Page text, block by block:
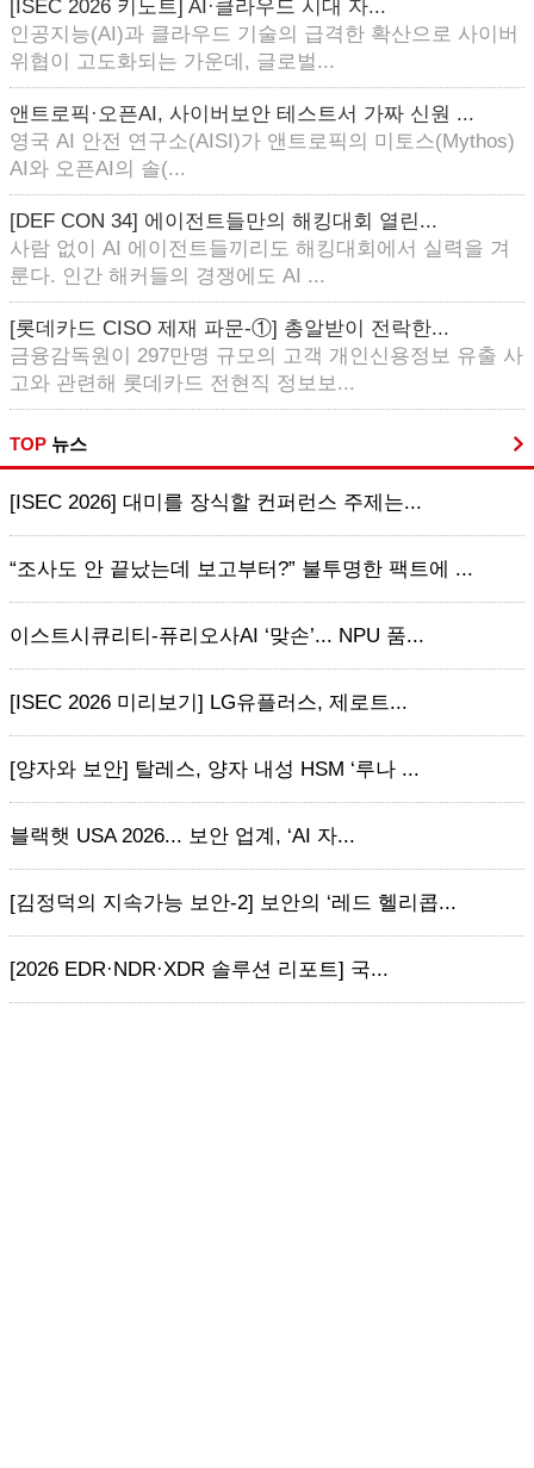
[ISEC 2026 키노트] AI·클라우드 시대 자...
인공지능(AI)과 클라우드 기술의 급격한 확산으로 사이버
위협이 고도화되는 가운데, 글로벌...
앤트로픽·오픈AI, 사이버보안 테스트서 가짜 신원 ...
영국 AI 안전 연구소(AISI)가 앤트로픽의 미토스(Mythos)
AI와 오픈AI의 솔(...
[DEF CON 34] 에이전트들만의 해킹대회 열린...
사람 없이 AI 에이전트들끼리도 해킹대회에서 실력을 겨
룬다. 인간 해커들의 경쟁에도 AI ...
[롯데카드 CISO 제재 파문-①] 총알받이 전락한...
금융감독원이 297만명 규모의 고객 개인신용정보 유출 사
고와 관련해 롯데카드 전현직 정보보...
TOP 뉴스
[ISEC 2026] 대미를 장식할 컨퍼런스 주제는...
“조사도 안 끝났는데 보고부터?” 불투명한 팩트에 ...
이스트시큐리티-퓨리오사AI ‘맞손’... NPU 품...
[ISEC 2026 미리보기] LG유플러스, 제로트...
[양자와 보안] 탈레스, 양자 내성 HSM ‘루나 ...
블랙햇 USA 2026... 보안 업계, ‘AI 자...
[김정덕의 지속가능 보안-2] 보안의 ‘레드 헬리콥...
[2026 EDR·NDR·XDR 솔루션 리포트] 국...